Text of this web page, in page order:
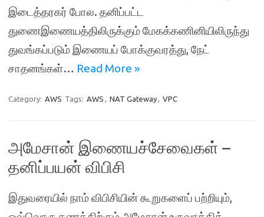
இடைத்தரகர் போல. தனிப்பட்ட
துணைஇணையத்திலிருக்கும் மேகக்கணினியிலிருந்து
துவங்கப்படும் இணையப் போக்குவரத்து, நேட்
சாதனங்கள்… Read More »
Category: AWS Tags: AWS , NAT Gateway, VPC
அமேசான் இணையச்சேவைகள் –
தனிப்பயன் விபிசி
இதுவரையில் நாம் விபிசியின் கூறுகளைப் பற்றியும்,